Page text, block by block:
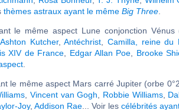
thèmes astraux ayant le même Big Three
le même aspect Lune conjonction Vénus
Ashton Kutcher,Antéchrist ,Camilla, reine du
XIV de France Edgar Allan Poe Brooke
le même aspect Mars carré Jupiter (orbe
Vincent van Gogh Robbie Williams,
Joy, Addison Rae ... Voir les célébrités